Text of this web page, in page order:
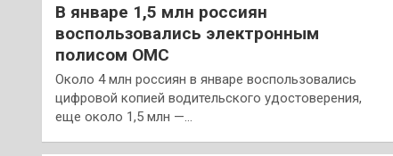
В январе 1,5 млн россиян
воспользовались электронным
полисом ОМС
Около 4 млн россиян в январе воспользовались
цифровой копией водительского удостоверения,
еще около 1,5 млн —…